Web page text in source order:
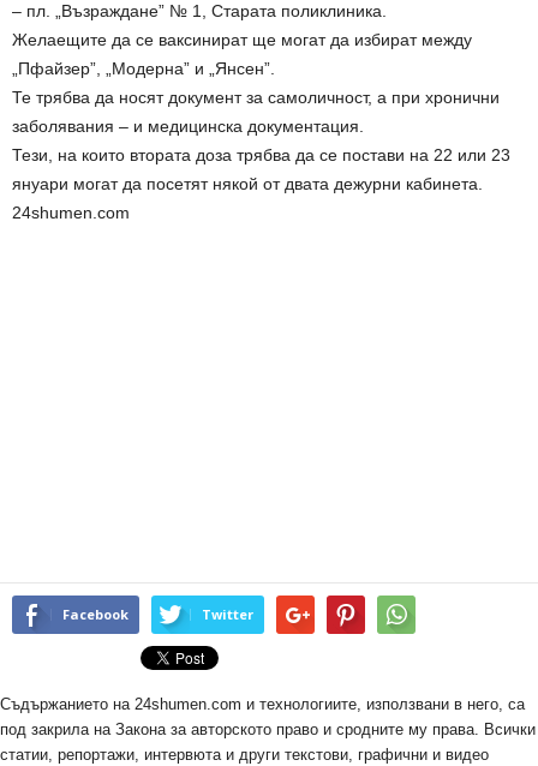
– пл. „Възраждане” № 1, Старата поликлиника.
Желаещите да се ваксинират ще могат да избират между
„Пфайзер”, „Модерна” и „Янсен”.
Те трябва да носят документ за самоличност, а при хронични
заболявания – и медицинска документация.
Тези, на които втората доза трябва да се постави на 22 или 23
януари могат да посетят някой от двата дежурни кабинета.
24shumen.com
Facebook Twitter
Съдържанието на 24shumen.com и технологиите, използвани в него, са
под закрила на Закона за авторското право и сродните му права. Всички
статии, репортажи, интервюта и други текстови, графични и видео